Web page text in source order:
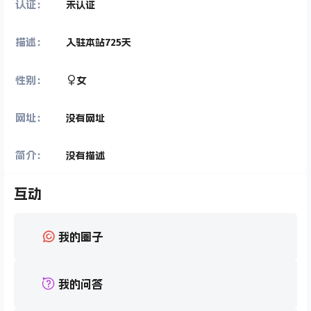
认证： 未认证
描述： 入驻本站725天
性别： 女
网址： 没有网址
简介： 没有描述
互动
我的圈子
我的问答